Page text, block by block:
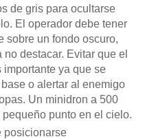
de gris para ocultarse
El operador debe tener
sobre un fondo oscuro,
destacar. Evitar que el
ya que se
o alertar al enemigo
Un minidron a 500
punto en el cielo.
posicionarse